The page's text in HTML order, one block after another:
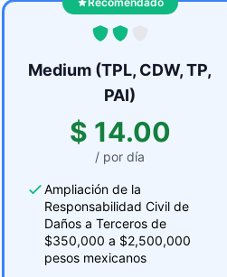
Medium (TPL, CDW, TP,
PAI)
$ 14.00
/ por día
Ampliación de la
Responsabilidad Civil de
Daños a Terceros de
$350,000 a $2,500,000
pesos mexicanos